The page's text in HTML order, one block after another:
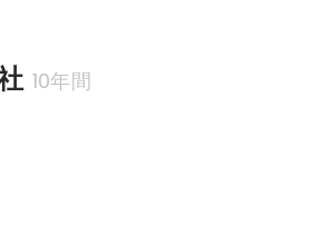
10年間